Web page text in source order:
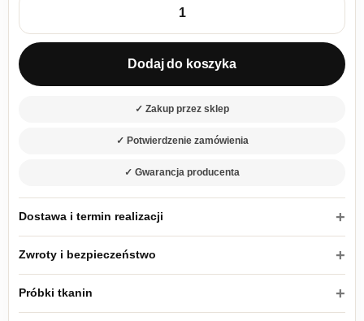
ilość Wersalka rozkładana z pojemnikiem na pościel Royal
Dodaj do koszyka
✓ Zakup przez sklep
✓ Potwierdzenie zamówienia
✓ Gwarancja producenta
Dostawa i termin realizacji
Zwroty i bezpieczeństwo
Próbki tkanin